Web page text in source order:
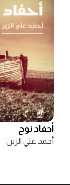
أحفاد نوح
أحمد علي الزين